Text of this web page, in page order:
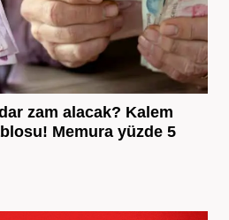
zam alacak? Kalem
Memura yüzde 5